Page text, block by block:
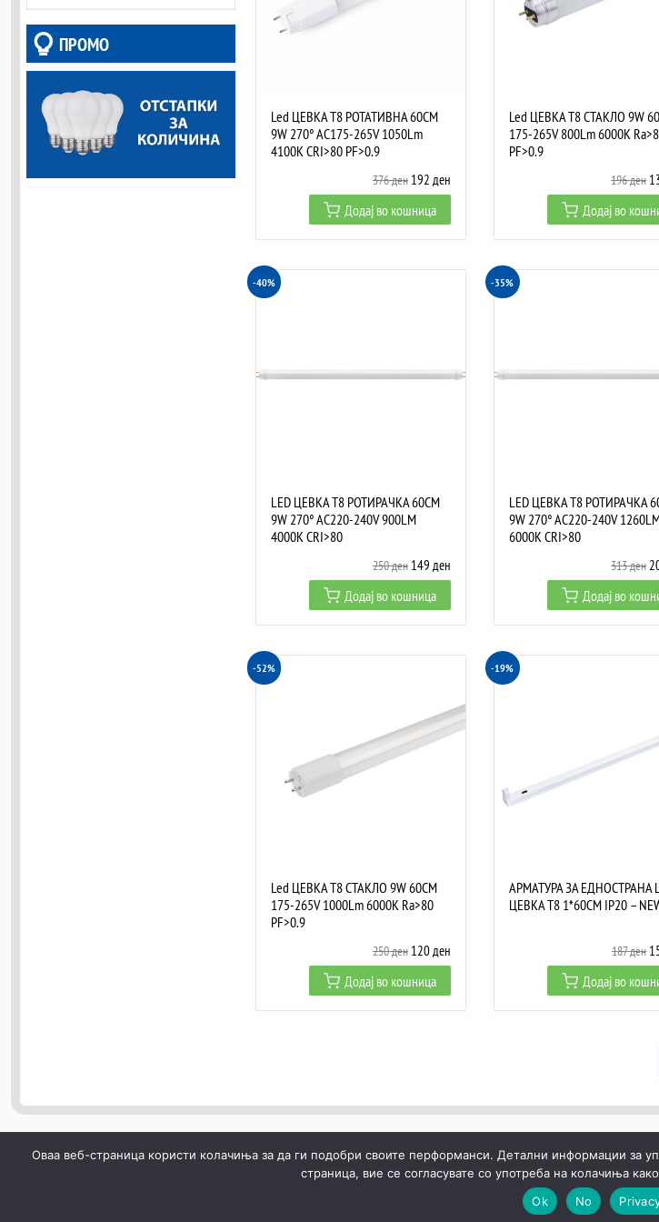
ПРОМО
Led ЦЕВКА T8 РОТАТИВНА 60CM
9W 270° AC175-265V 1050Lm
4100K CRI>80 PF>0.9
376ден Original
price
was:
376 ден.
192 денCurrent
price
is:
192 ден.
Додај во кошница
Led ЦЕВКА T8 СТАКЛО 9W
175-265V 800Lm 6000K
PF>0.9
196ден
Додај во
-40%
LED ЦЕВКА T8 РОТИРАЧКА 60CM
9W 270° AC220-240V 900LM
4000K CRI>80
250ден Original
price
was:
250 ден.
149 денCurrent
price
is:
149 ден.
Додај во кошница
-35%
LED ЦЕВКА T8 РОТИРАЧКА
9W 270° AC220-240V
6000K CRI>80
313ден
Додај во
-52%
Led ЦЕВКА T8 СТАКЛО 9W 60CM
175-265V 1000Lm 6000K Ra>80
PF>0.9
250ден Original
price
was:
250 ден.
120денCurrent
price
is:
120 ден.
Додај во кошница
-19%
АРМАТУРА ЗА ЕДНОСТРАНА
ЦЕВКА T8 1*60CM IP20 –
187ден
Додај во
МОЈ ПРОФИЛ КОШНИЧКА РЕАЛИЗИРАНИ ПРОЕКТИ
Оваа веб-страница користи колачиња за да ги подобри своите перформанси. Детални информации за
страница, вие се согласувате со употреба на колачиња
Ok
No